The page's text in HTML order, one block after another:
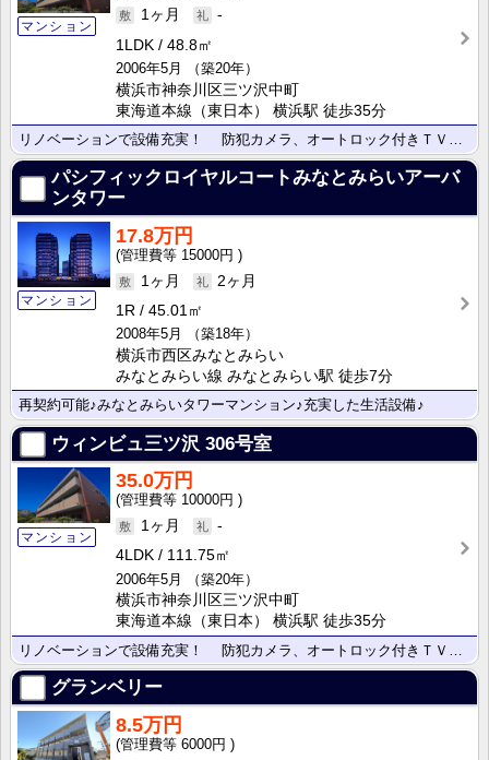
マンション
1ヶ月
-
1LDK
48.8㎡
2006年5月
（築20年）
横浜市神奈川区三ツ沢中町
東海道本線（東日本） 横浜駅 徒歩35分
パシフィックロイヤルコートみなとみらいアーバ
ンタワー
マンション
17.8万円
15000円
1ヶ月
2ヶ月
1R
45.01㎡
2008年5月
（築18年）
横浜市西区みなとみらい
みなとみらい線 みなとみらい駅 徒歩7分
再契約可能♪みなとみらいタワーマンション♪充実した生活設備♪
ウィンビュ三ツ沢 306号室
マンション
35.0万円
10000円
1ヶ月
-
4LDK
111.75㎡
2006年5月
（築20年）
横浜市神奈川区三ツ沢中町
東海道本線（東日本） 横浜駅 徒歩35分
グランベリー
8.5万円
6000円